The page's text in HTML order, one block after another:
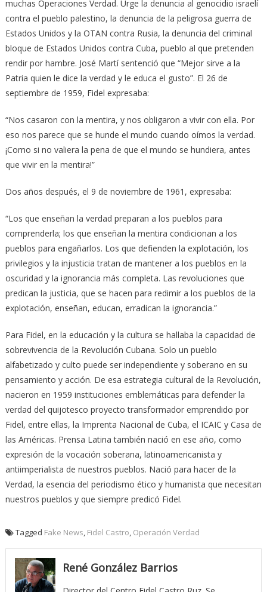
muchas Operaciones Verdad. Urge la denuncia al genocidio israelí
contra el pueblo palestino, la denuncia de la peligrosa guerra de
Estados Unidos y la OTAN contra Rusia, la denuncia del criminal
bloque de Estados Unidos contra Cuba, pueblo al que pretenden
rendir por hambre. José Martí sentenció que “Mejor sirve a la
Patria quien le dice la verdad y le educa el gusto”. El 26 de
septiembre de 1959, Fidel expresaba:
“Nos casaron con la mentira, y nos obligaron a vivir con ella. Por
eso nos parece que se hunde el mundo cuando oímos la verdad.
¡Como si no valiera la pena de que el mundo se hundiera, antes
que vivir en la mentira!”
Dos años después, el 9 de noviembre de 1961, expresaba:
“Los que enseñan la verdad preparan a los pueblos para
comprenderla; los que enseñan la mentira condicionan a los
pueblos para engañarlos. Los que defienden la explotación, los
privilegios y la injusticia tratan de mantener a los pueblos en la
oscuridad y la ignorancia más completa. Las revoluciones que
predican la justicia, que se hacen para redimir a los pueblos de la
explotación, enseñan, educan, erradican la ignorancia.”
Para Fidel, en la educación y la cultura se hallaba la capacidad de
sobrevivencia de la Revolución Cubana. Solo un pueblo
alfabetizado y culto puede ser independiente y soberano en su
pensamiento y acción. De esa estrategia cultural de la Revolución,
nacieron en 1959 instituciones emblemáticas para defender la
verdad del quijotesco proyecto transformador emprendido por
Fidel, entre ellas, la Imprenta Nacional de Cuba, el ICAIC y Casa de
las Américas. Prensa Latina también nació en ese año, como
expresión de la vocación soberana, latinoamericanista y
antiimperialista de nuestros pueblos. Nació para hacer de la
Verdad, la esencia del periodismo ético y humanista que necesitan
nuestros pueblos y que siempre predicó Fidel.
Tagged Fake News Fidel Castro Operación Verdad
René González Barrios